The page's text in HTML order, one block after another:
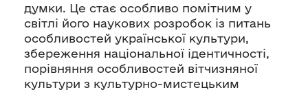
думки. Це стає особливо помітним у
світлі його наукових розробок із питань
особливостей української культури,
збереження національної ідентичності,
порівняння особливостей вітчизняної
культури з культурно-мистецьким